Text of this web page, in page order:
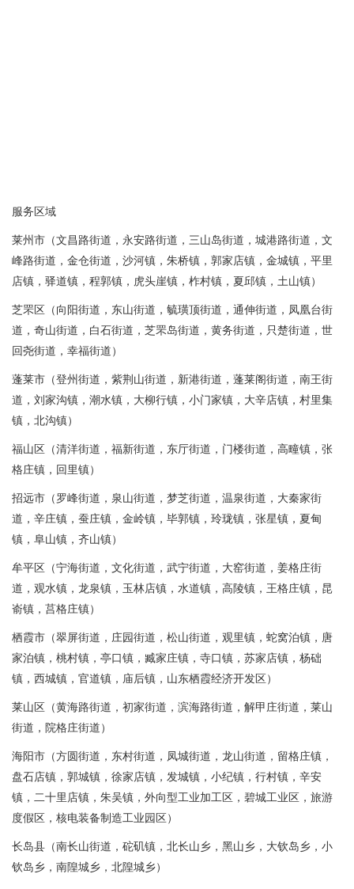
服务区域
莱州市（文昌路街道，永安路街道，三山岛街道，城港路街道，文
峰路街道，金仓街道，沙河镇，朱桥镇，郭家店镇，金城镇，平里
店镇，驿道镇，程郭镇，虎头崖镇，柞村镇，夏邱镇，土山镇）
芝罘区（向阳街道，东山街道，毓璜顶街道，通伸街道，凤凰台街
道，奇山街道，白石街道，芝罘岛街道，黄务街道，只楚街道，世
回尧街道，幸福街道）
蓬莱市（登州街道，紫荆山街道，新港街道，蓬莱阁街道，南王街
道，刘家沟镇，潮水镇，大柳行镇，小门家镇，大辛店镇，村里集
镇，北沟镇）
福山区（清洋街道，福新街道，东厅街道，门楼街道，高疃镇，张
格庄镇，回里镇）
招远市（罗峰街道，泉山街道，梦芝街道，温泉街道，大秦家街
道，辛庄镇，蚕庄镇，金岭镇，毕郭镇，玲珑镇，张星镇，夏甸
镇，阜山镇，齐山镇）
牟平区（宁海街道，文化街道，武宁街道，大窑街道，姜格庄街
道，观水镇，龙泉镇，玉林店镇，水道镇，高陵镇，王格庄镇，昆
嵛镇，莒格庄镇）
栖霞市（翠屏街道，庄园街道，松山街道，观里镇，蛇窝泊镇，唐
家泊镇，桃村镇，亭口镇，臧家庄镇，寺口镇，苏家店镇，杨础
镇，西城镇，官道镇，庙后镇，山东栖霞经济开发区）
莱山区（黄海路街道，初家街道，滨海路街道，解甲庄街道，莱山
街道，院格庄街道）
海阳市（方圆街道，东村街道，凤城街道，龙山街道，留格庄镇，
盘石店镇，郭城镇，徐家店镇，发城镇，小纪镇，行村镇，辛安
镇，二十里店镇，朱吴镇，外向型工业加工区，碧城工业区，旅游
度假区，核电装备制造工业园区）
长岛县（南长山街道，砣矶镇，北长山乡，黑山乡，大钦岛乡，小
钦岛乡，南隍城乡，北隍城乡）